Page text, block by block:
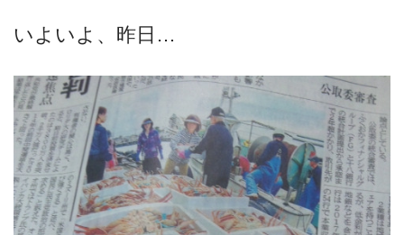
いよいよ、昨日…